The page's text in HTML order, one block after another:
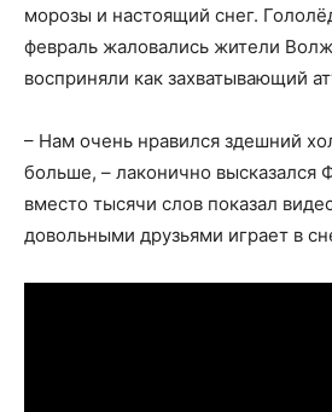
морозы и настоящий снег.
февраль жаловались жители
восприняли как захватывающий
– Нам очень нравился здешний
больше, – лаконично
вместо тысячи слов показал
довольными друзьями играет в